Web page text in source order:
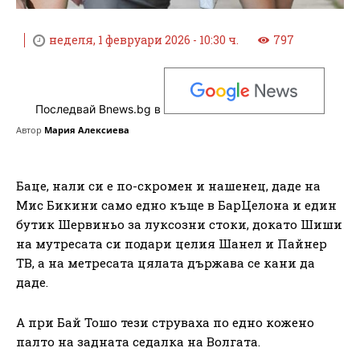
неделя, 1 февруари 2026 - 10:30 ч. 797
Последвай Bnews.bg в
Автор Мария Алексиева
Баце, нали си е по-скромен и нашенец, даде на
Мис Бикини само едно къще в БарЦелона и един
бутик Шервиньо за луксозни стоки, докато Шиши
на мутресата си подари целия Шанел и Пайнер
ТВ, а на метресата цялата държава се кани да
даде.
А при Бай Тошо тези струваха по едно кожено
палто на задната седалка на Волгата.